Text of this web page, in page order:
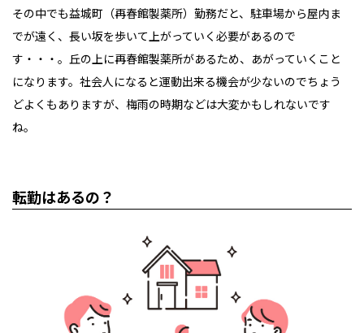
その中でも益城町（再春館製薬所）勤務だと、駐車場から屋内ま
でが遠く、長い坂を歩いて上がっていく必要があるので
す・・・。丘の上に再春館製薬所があるため、あがっていくこと
になります。社会人になると運動出来る機会が少ないのでちょう
どよくもありますが、梅雨の時期などは大変かもしれないです
ね。
転勤はあるの？